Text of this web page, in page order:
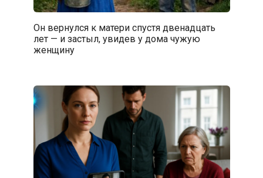
Он вернулся к матери спустя двенадцать
лет — и застыл, увидев у дома чужую
женщину